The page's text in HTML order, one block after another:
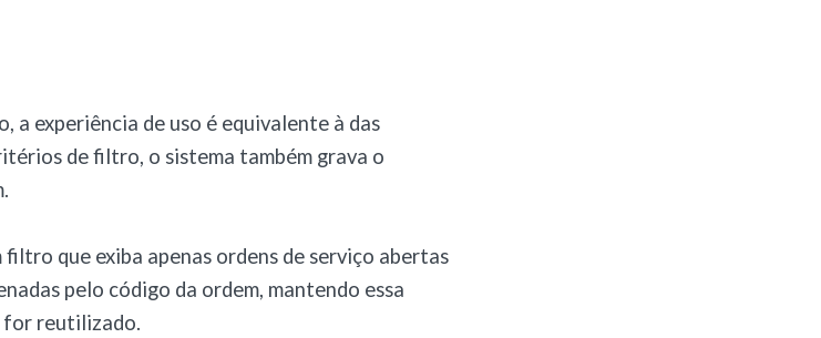
a experiência de uso é equivalente à das
de filtro, o sistema também grava o
filtro que exiba apenas ordens de serviço abertas
pelo código da ordem, mantendo essa
for reutilizado.